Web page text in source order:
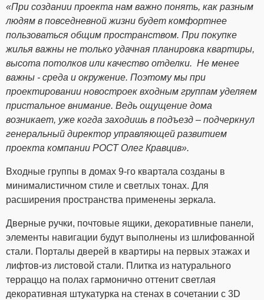
«При создании проекта нам важно понять, как разным
людям в повседневной жизни будет комфортнее
пользоваться общим пространством. При покупке
жилья важны не только удачная планировка квартиры,
высота потолков или качество отделки. Не менее
важны - среда и окружение. Поэтому мы при
проектировании новостроек входным группам уделяем
пристальное внимание. Ведь ощущение дома
возникает, уже когда заходишь в подъезд – подчеркнул
генеральный директор управляющей развитием
проекта компании РОСТ Олег Кравцив».
Входные группы в домах 9-го квартала созданы в
минималистичном стиле и светлых тонах. Для
расширения пространства применены зеркала.
Дверные ручки, почтовые ящики, декоративные панели,
элементы навигации будут выполнены из шлифованной
стали. Порталы дверей в квартиры на первых этажах и
лифтов-из листовой стали. Плитка из натурального
терраццо на полах гармонично оттенит светлая
декоративная штукатурка на стенах в сочетании с 3D